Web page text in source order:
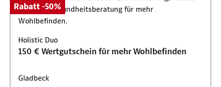
Rabatt -50%
Holistic Duo
150 € Wertgutschein für mehr Wohlbefinden
Gladbeck